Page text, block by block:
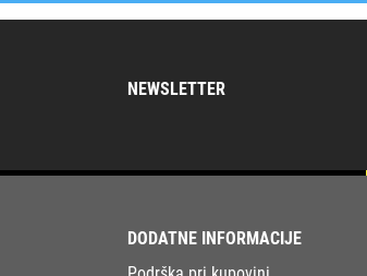
NEWSLETTER
DODATNE INFORMACIJE